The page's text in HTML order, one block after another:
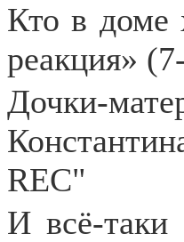
Кто в доме
реакция»
Дочки-
RЕС"
И всё-